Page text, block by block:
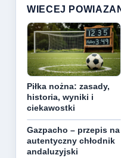
WIECEJ
Piłka nożna: zasady,
historia, wyniki i
ciekawostki
Gazpacho – przepis na
autentyczny chłodnik
andaluzyjski